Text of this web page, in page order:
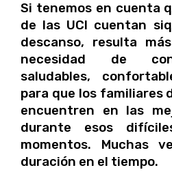
Si tenemos en cuenta
de las UCI cuentan
descanso, resulta
necesidad de
saludables,
para que los familiares
encuentren en las
durante esos
momentos. Muchas
duración en el tiempo.